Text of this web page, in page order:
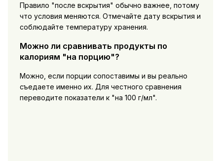
Правило "после вскрытия" обычно важнее, потому
что условия меняются. Отмечайте дату вскрытия и
соблюдайте температуру хранения.
Можно ли сравнивать продукты по
калориям "на порцию"?
Можно, если порции сопоставимы и вы реально
съедаете именно их. Для честного сравнения
переводите показатели к "на 100 г/мл".